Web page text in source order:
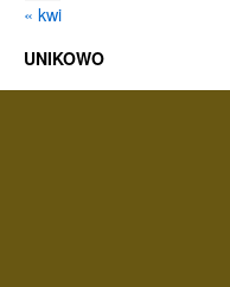
« kwi
UNIKOWO